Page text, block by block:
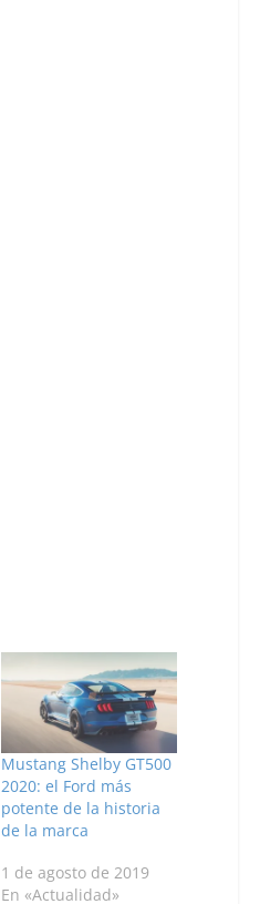
Mustang Shelby GT500
2020: el Ford más
potente de la historia
de la marca
1 de agosto de 2019
En «Actualidad»